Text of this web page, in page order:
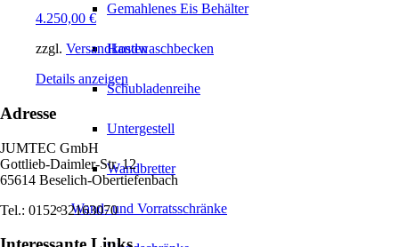
Gemahlenes Eis Behälter
Handwaschbecken
Schubladenreihe
Untergestell
Wandbretter
Wand- und Vorratsschränke
4.250,00 €
zzgl. Versandkosten
Details anzeigen
Adresse
JUMTEC GmbH
Gottlieb-Daimler-Str. 12
65614 Beselich-Obertiefenbach
Tel.: 0152 32163070